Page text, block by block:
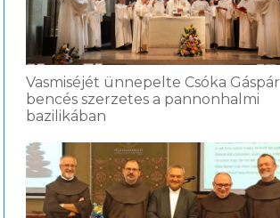
Vasmiséjét ünnepelte Csóka Gáspár
bencés szerzetes a pannonhalmi
bazilikában